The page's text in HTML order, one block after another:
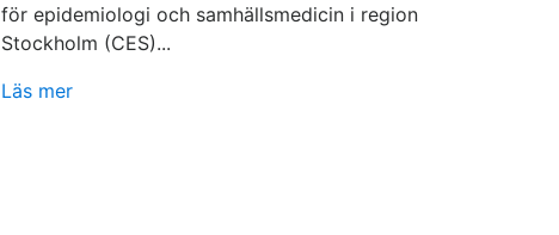
för epidemiologi och samhällsmedicin i region
Stockholm (CES)...
Läs mer